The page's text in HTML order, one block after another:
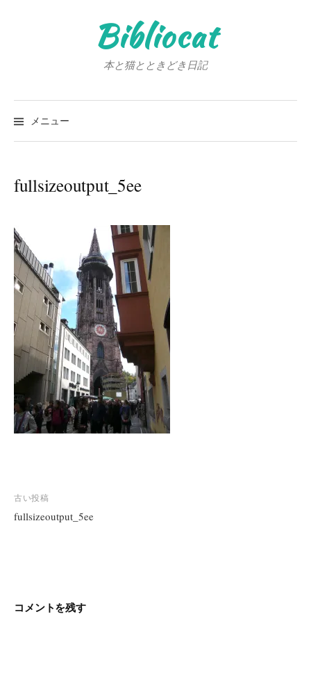
キ
Bibliocat
本と猫とときどき日記
メニュー
検
fullsizeoutput_5ee
投
稿
ョ
古い投稿
fullsizeoutput_5ee
コメントを残す